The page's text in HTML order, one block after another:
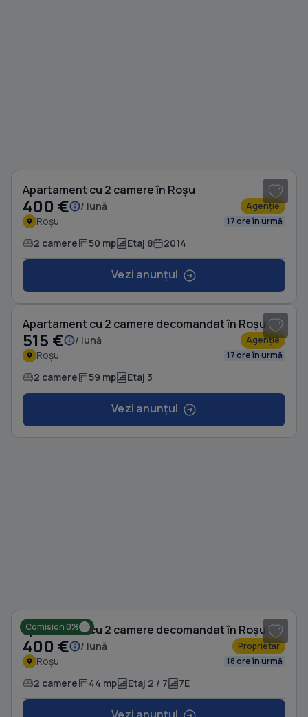
Apartament cu 2 camere în Roșu
400 € / lună Agenție
Roșu 17 ore în urmă
2 camere 50 mp Etaj 8 2014
Vezi anunțul
Apartament cu 2 camere decomandat în Roșu
515 € / lună Agenție
Roșu 17 ore în urmă
2 camere 59 mp Etaj 3
Vezi anunțul
Comision 0%
Apartament cu 2 camere decomandat în Roșu
400 € / lună Proprietar
Roșu 18 ore în urmă
2 camere 44 mp Etaj 2 / 7 7E